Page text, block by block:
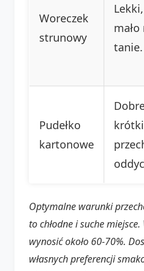
Woreczek
strunowy
tanie.
Pudełko
kartonowe
Optymalne warunki
to chłodne i suche
wynosić około 60-70%.
własnych preferencji